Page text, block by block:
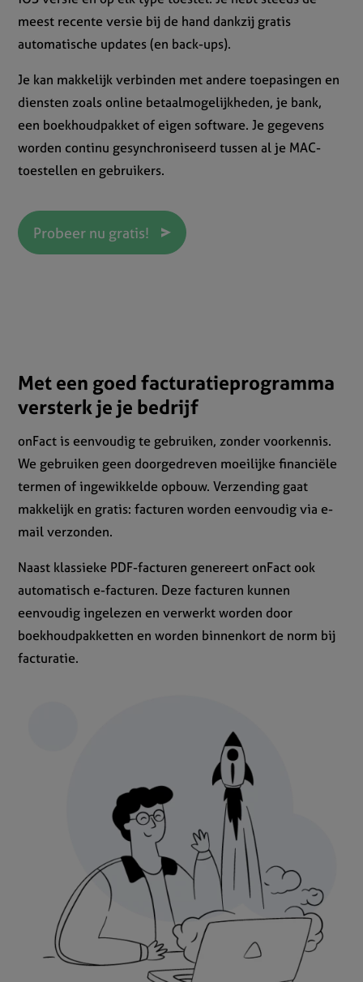
meest recente versie bij de hand dankzij gratis
automatische updates (en back-ups).
Je kan makkelijk verbinden met andere toepasingen en
diensten zoals online betaalmogelijkheden, je bank,
een boekhoudpakket of eigen software. Je gegevens
worden continu gesynchroniseerd tussen al je MAC-
toestellen en gebruikers.
Probeer nu gratis!
Met een goed facturatieprogramma
versterk je je bedrijf
onFact is eenvoudig te gebruiken, zonder voorkennis.
We gebruiken geen doorgedreven moeilijke financiële
termen of ingewikkelde opbouw. Verzending gaat
makkelijk en gratis: facturen worden eenvoudig via e-
mail verzonden.
Naast klassieke PDF-facturen genereert onFact ook
automatisch e-facturen. Deze facturen kunnen
eenvoudig ingelezen en verwerkt worden door
boekhoudpakketten en worden binnenkort de norm bij
facturatie.